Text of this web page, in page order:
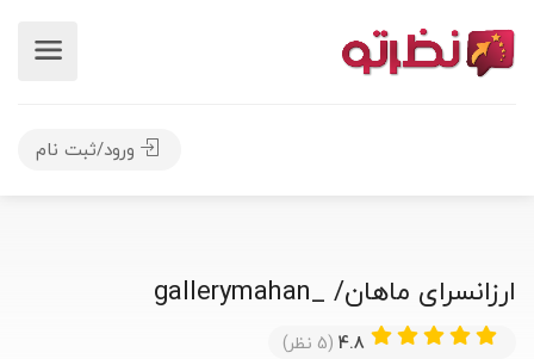
ورود/ثبت نام
ارزانسرای ماهان/ _gallerymahan
4.8 (5 نظر)